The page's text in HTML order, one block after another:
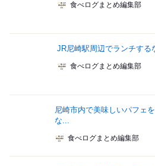
食べログまとめ編集部
JR尼崎駅周辺でランチする
食べログまとめ編集部
尼崎市内で美味しいパフェ
な...
食べログまとめ編集部